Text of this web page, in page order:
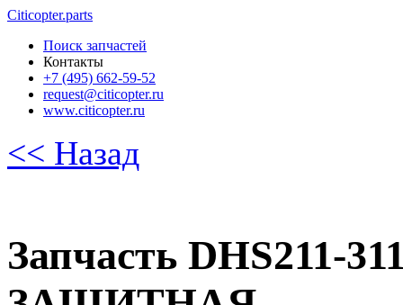
Citicopter.parts
Поиск запчастей
Контакты
+7 (495) 662-59-52
request@citicopter.ru
www.citicopter.ru
<< Назад
Запчасть DHS211-